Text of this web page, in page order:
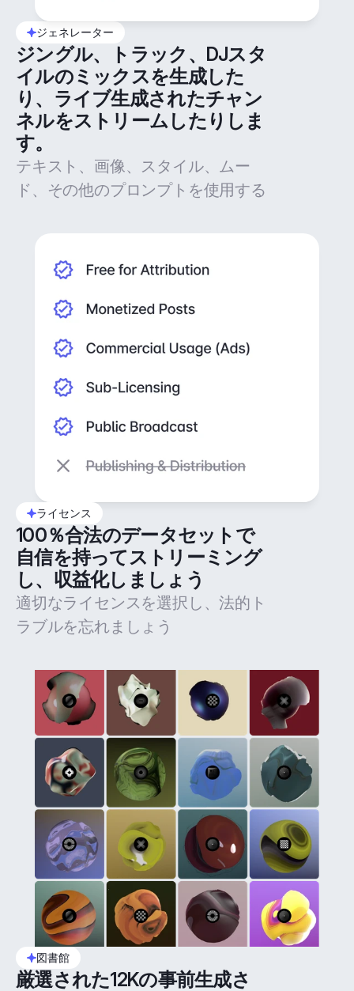
ジェネレーター
ジングル、トラック、DJスタ
イルのミックスを生成した
り、ライブ生成されたチャン
ネルをストリームしたりしま
す。
テキスト、画像、スタイル、ムー
ド、その他のプロンプトを使用する
ライセンス
100％合法のデータセットで
自信を持ってストリーミング
し、収益化しましょう
適切なライセンスを選択し、法的ト
ラブルを忘れましょう
図書館
厳選された12Kの事前生成さ